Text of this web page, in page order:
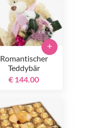
Romantischer
Teddybär
€ 144.00
+